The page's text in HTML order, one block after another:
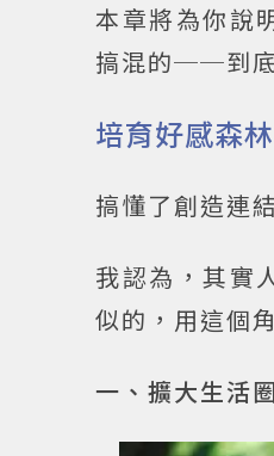
本章將為你說
搞混的──到底
培育好感森
搞懂了創造連
我認為，其實
似的，用這個
一、擴大生活